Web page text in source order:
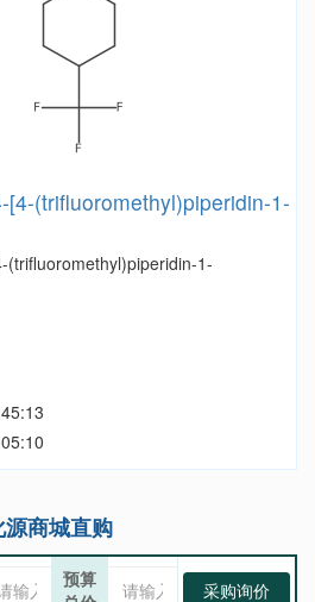
[4-(trifluoromethyl)piperidin-1-
(trifluoromethyl)piperidin-1-
源商城直购
预算
采购询价